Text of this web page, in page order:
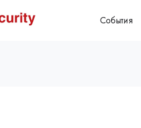
События